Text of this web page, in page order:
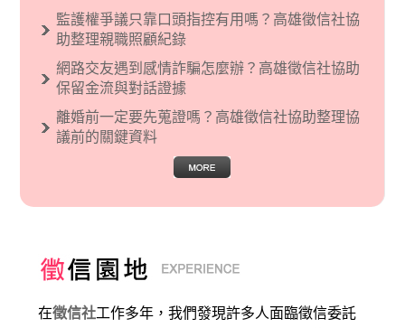
監護權爭議只靠口頭指控有用嗎？高雄徵信社協
助整理親職照顧紀錄
網路交友遇到感情詐騙怎麼辦？高雄徵信社協助
保留金流與對話證據
離婚前一定要先蒐證嗎？高雄徵信社協助整理協
議前的關鍵資料
在徵信社工作多年，我們發現許多人面臨徵信委託